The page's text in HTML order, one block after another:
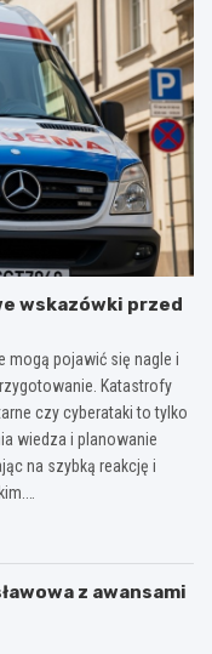
wskazówki przed
mogą pojawić się nagle i
Katastrofy
czy cyberataki to tylko
wiedza i planowanie
na szybką reakcję i
z awansami